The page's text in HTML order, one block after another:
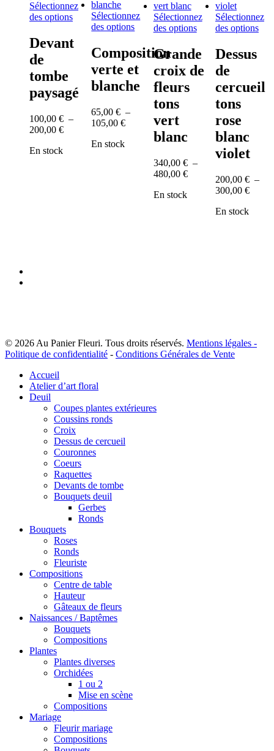
Sélectionnez
des optionsCe
produit
a
plusieurs
variations.
options
peuvent
choisies
Devant
de
tombe
paysagé
100,00 € –
200,00 €Plage
En stock
Sélectionnez
des optionsCe
plusieurs
variations.
options
peuvent
choisies
produit
Composition
verte et
blanche
65,00€ –
105,00€Plage
105,00 €
En stock
Sélectionnez
des optionsCe
plusieurs
variations.
options
peuvent
choisies
produit
Grande
croix de
fleurs
tons
vert
blanc
340,00 € –
480,00 €Plage
prix :
340,00 €
En stock
Sélectionnez
des optionsCe
Les
Dessus
de
cercueil
tons
rose
blanc
violet
200,00 € –
300,00 €Plage
prix :
En stock
© 2026 Au Panier Fleuri. Tous droits réservés. Mentions légales -
Politique de confidentialité - Conditions Générales de Vente
Close
Menu
Accueil
Atelier d’art floral
Deuil
Coupes plantes extérieures
Coussins ronds
Croix
Dessus de cercueil
Couronnes
Coeurs
Raquettes
Devants de tombe
Bouquets deuil
Gerbes
Ronds
Bouquets
Roses
Ronds
Fleuriste
Compositions
Centre de table
Hauteur
Gâteaux de fleurs
Naissances / Baptêmes
Bouquets
Compositions
Plantes
Plantes diverses
Orchidées
1 ou 2
Mise en scène
Compositions
Mariage
Fleurir mariage
Compositions